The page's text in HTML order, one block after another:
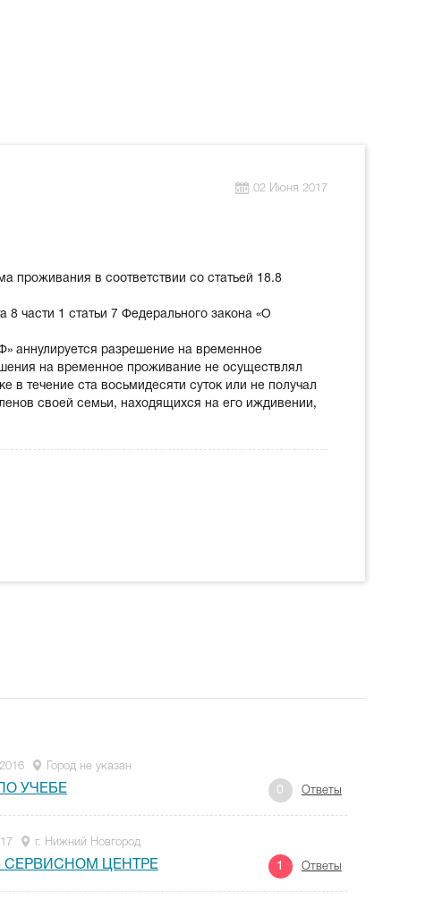
02 Июня 2017
проживания в соответствии со статьей 18.8
части 1 статьи 7 Федерального закона «О
аннулируется разрешение на временное
на временное проживание не осуществлял
в течение ста восьмидесяти суток или не получал
своей семьи, находящихся на его иждивении,
Город не указан
УЧЕБЕ 0 Ответы
г. Нижний Новгород
СЕРВИСНОМ ЦЕНТРЕ 1 Ответы